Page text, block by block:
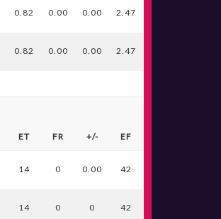
0.82 0.00 0.00 2.47
0.82 0.00 0.00 2.47
ET FR +/- EF
14 0 0.00 42
14 0 0 42